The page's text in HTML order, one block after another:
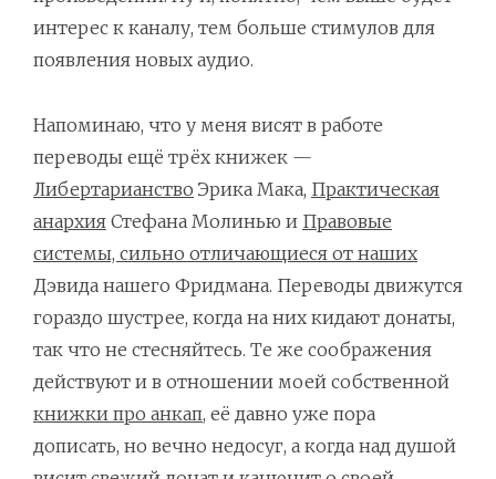
интерес к каналу, тем больше стимулов для
появления новых аудио.
Напоминаю, что у меня висят в работе
переводы ещё трёх книжек —
Либертарианство Эрика Мака, Практическая
анархия Стефана Молинью и Правовые
системы, сильно отличающиеся от наших
Дэвида нашего Фридмана. Переводы движутся
гораздо шустрее, когда на них кидают донаты,
так что не стесняйтесь. Те же соображения
действуют и в отношении моей собственной
книжки про анкап, её давно уже пора
дописать, но вечно недосуг, а когда над душой